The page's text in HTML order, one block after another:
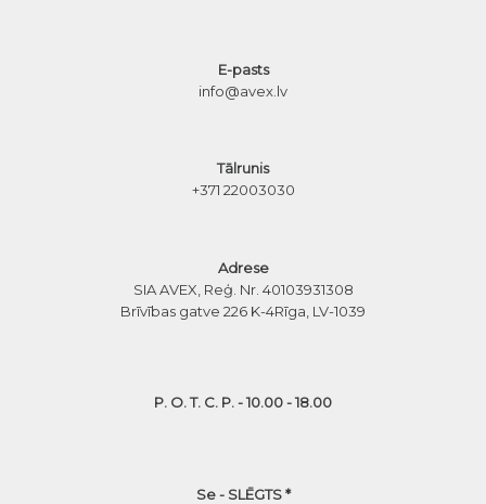
E-pasts
info@avex.lv
Tālrunis
+371 22003030
Adrese
SIA AVEX, Reģ. Nr. 40103931308
Brīvības gatve 226 K-4Rīga, LV-1039
P. O. T. C. P. - 10.00 - 18.00
Se - SLĒGTS *